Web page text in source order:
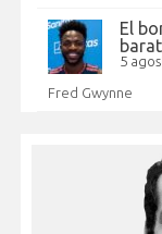
El
5
Fred Gwynne